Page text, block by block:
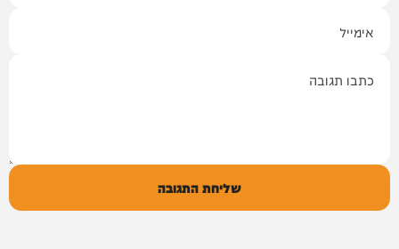
שליחת התגובה